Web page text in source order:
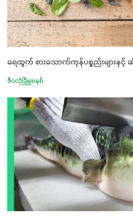
ရေထွက် စားသောက်ကုန်ပစ္စည်းများနှင့်
ဇီဝလုံခြုံမှုစနစ်